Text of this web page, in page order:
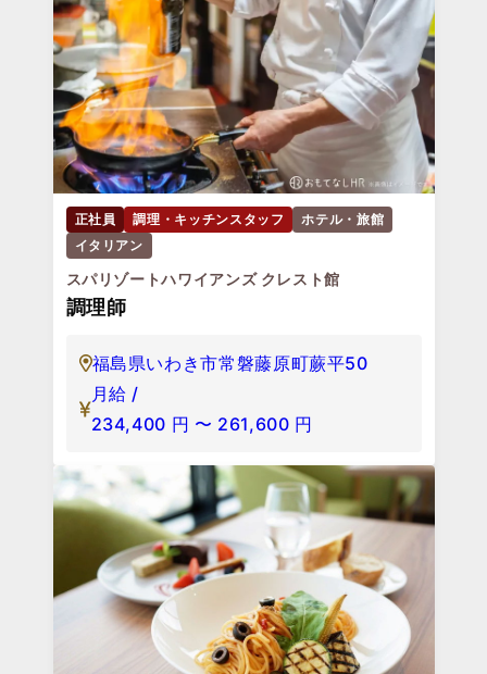
正社員 調理・キッチンスタッフ
ホテル・旅館
イタリアン
スパリゾートハワイアンズ クレスト館
調理師
福島県いわき市常磐藤原町蕨平50
月給 /
234,400 円 〜 261,600 円